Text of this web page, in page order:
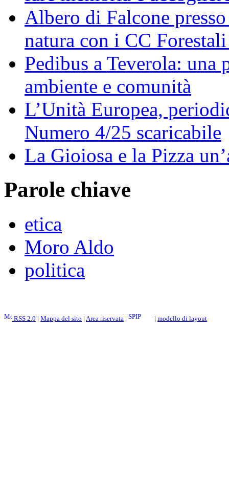
Albero di Falcone
natura con i CC
Pedibus a Teverola: una
ambiente e comunità
L’Unità Europea,
Numero 4/25 scaricabile
La Gioiosa e la Pizza
Parole chiave
etica
Moro Aldo
politica
RSS 2.0 | Mappa del sito | Area riservata | | modello di layout